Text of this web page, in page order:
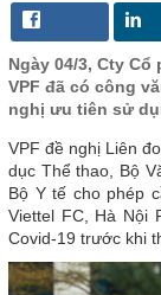
Ngày 04/3, Cty
VPF đã có công
nghị ưu tiên sử
VPF đề nghị Liên
dục Thể thao, Bộ
Bộ Y tế cho phép
Viettel FC, Hà Nội
Covid-19 trước khi